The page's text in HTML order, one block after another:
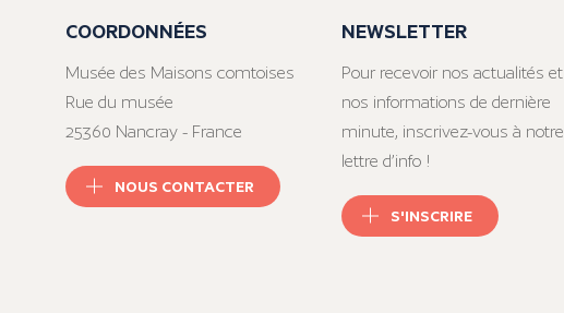
COORDONNÉES
Musée des Maisons comtoises
Rue du musée
25360 Nancray - France
NOUS CONTACTER
NEWSLETTER
Pour recevoir nos actualités et
nos informations de dernière
minute, inscrivez-vous à notre
lettre d’info !
S'INSCRIRE